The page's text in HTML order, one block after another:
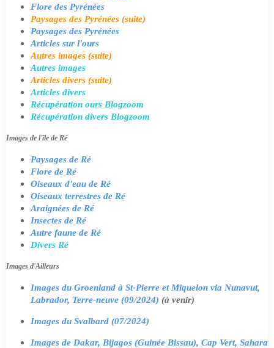
Flore des Pyrénées
Paysages des Pyrénées (suite)
Paysages des Pyrénées
Articles sur l'ours
Autres images (suite)
Autres images
Articles divers (suite)
Articles divers
Récupération ours Blogzoom
Récupération divers Blogzoom
Images de l'île de Ré
Paysages de Ré
Flore de Ré
Oiseaux d'eau de Ré
Oiseaux terrestres de Ré
Araignées de Ré
Insectes de Ré
Autre faune de Ré
Divers Ré
Images d'Ailleurs
Images du Groenland à St-Pierre et Miquelon via Nunavut,
Labrador, Terre-neuve (09/2024) (à venir)
Images du Svalbard (07/2024)
Images de Dakar, Bijagos (Guinée Bissau), Cap Vert, Sahara